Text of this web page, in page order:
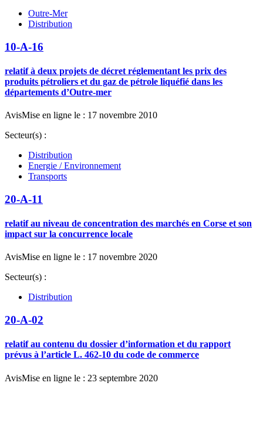
Outre-Mer
Distribution
10-A-16
relatif à deux projets de décret réglementant les prix des
produits pétroliers et du gaz de pétrole liquéfié dans les
départements d’Outre-mer
AvisMise en ligne le : 17 novembre 2010
Secteur(s) :
Distribution
Energie / Environnement
Transports
20-A-11
relatif au niveau de concentration des marchés en Corse et son
impact sur la concurrence locale
AvisMise en ligne le : 17 novembre 2020
Secteur(s) :
Distribution
20-A-02
relatif au contenu du dossier d’information et du rapport
prévus à l’article L. 462-10 du code de commerce
AvisMise en ligne le : 23 septembre 2020